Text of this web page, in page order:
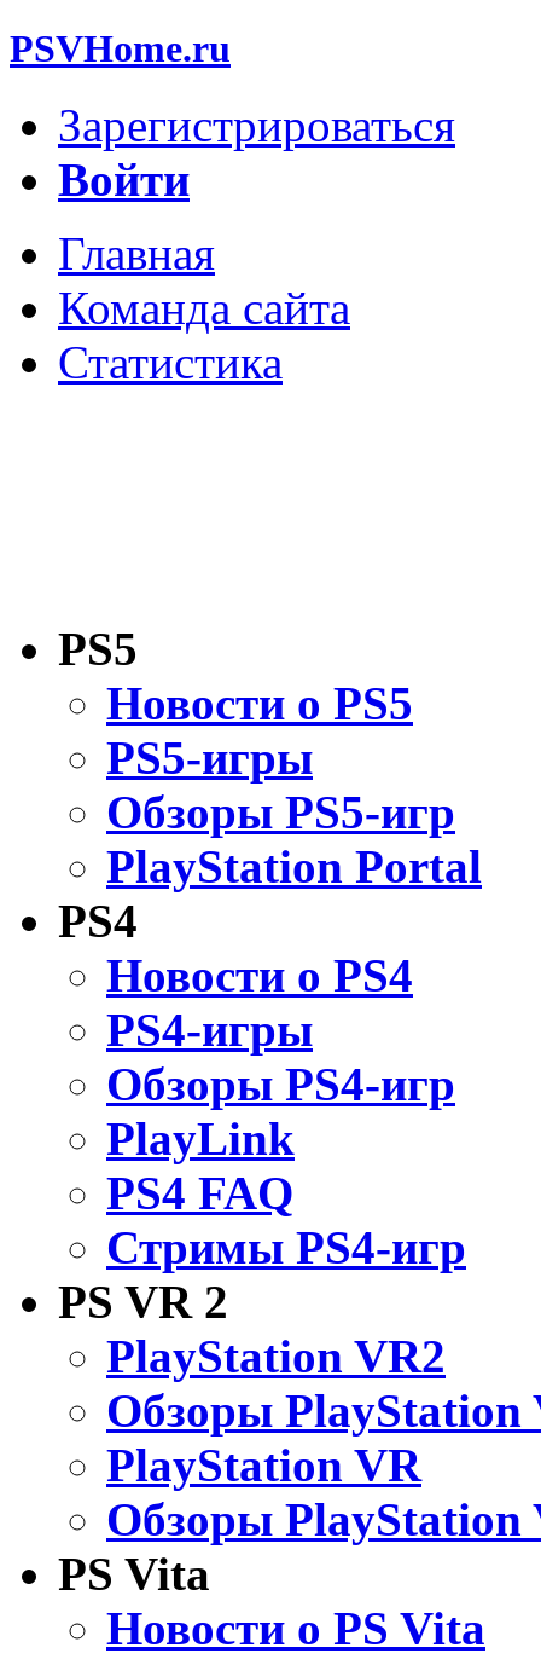
PSVHome.ru
Зарегистрироваться
Войти
Главная
Команда сайта
Статистика
PS5
Новости о PS5
PS5-игры
Обзоры PS5-игр
PlayStation Portal
PS4
Новости о PS4
PS4-игры
Обзоры PS4-игр
PlayLink
PS4 FAQ
Стримы PS4-игр
PS VR 2
PlayStation VR2
Обзоры PlayStation
PlayStation VR
Обзоры PlayStation
PS Vita
Новости о PS Vita